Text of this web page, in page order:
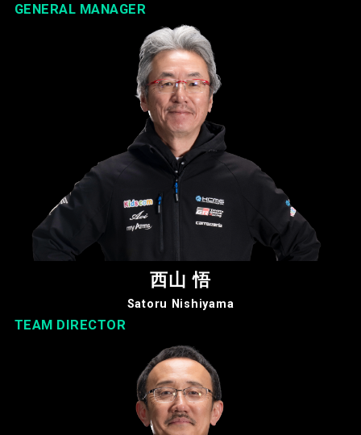
GENERAL MANAGER
西山 悟
Satoru Nishiyama
TEAM DIRECTOR